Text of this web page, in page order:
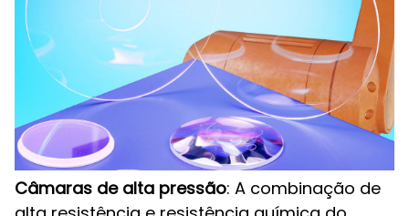
Câmaras de alta pressão: A combinação de